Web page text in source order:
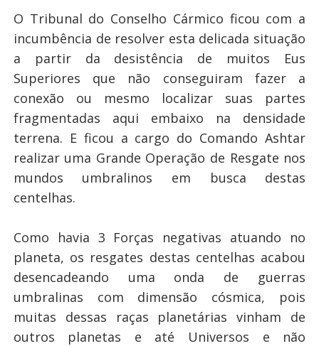
O Tribunal do Conselho Cármico ficou com a
incumbência de resolver esta delicada situação
a partir da desistência de muitos Eus
Superiores que não conseguiram fazer a
conexão ou mesmo localizar suas partes
fragmentadas aqui embaixo na densidade
terrena. E ficou a cargo do Comando Ashtar
realizar uma Grande Operação de Resgate nos
mundos umbralinos em busca destas
centelhas.
Como havia 3 Forças negativas atuando no
planeta, os resgates destas centelhas acabou
desencadeando uma onda de guerras
umbralinas com dimensão cósmica, pois
muitas dessas raças planetárias vinham de
outros planetas e até Universos e não